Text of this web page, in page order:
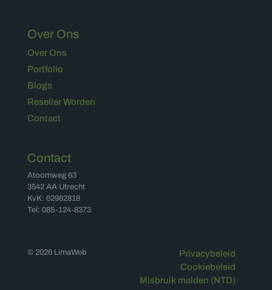
Over Ons
Over Ons
Portfolio
Blogs
Reseller Worden
Contact
Contact
Atoomweg 63
3542 AA Utrecht
KvK: 62982818
Tel: 085-124-8373
© 2026 LimaWeb
Privacybeleid
Cookiebeleid
Misbruik melden (NTD)